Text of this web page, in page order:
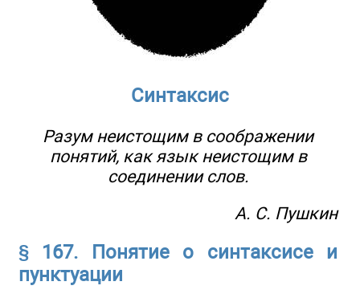
Синтаксис
Разум неистощим в соображении
понятий, как язык неистощим в
соединении слов.
А. С. Пушкин
§ 167. Понятие о синтаксисе и
пунктуации